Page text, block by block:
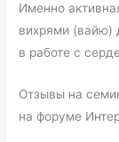
Именно
вихрями (вайю)
в работе с
Отзывы на
на форуме